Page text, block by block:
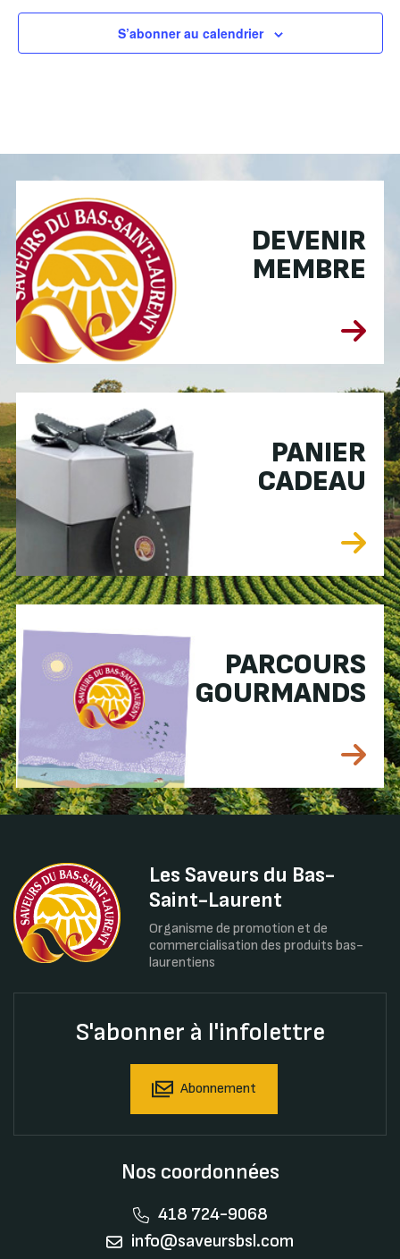
S’abonner au calendrier
DEVENIR
MEMBRE
PANIER
CADEAU
PARCOURS
GOURMANDS
Les Saveurs du Bas-
Saint-Laurent
Organisme de promotion et de
commercialisation des produits bas-
laurentiens
S'abonner à l'infolettre
Abonnement
Nos coordonnées
418 724-9068
info@saveursbsl.com